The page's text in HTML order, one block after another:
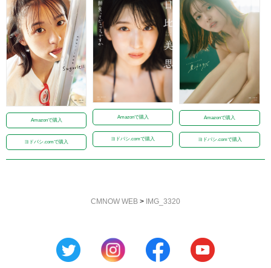
Amazonで購入
ヨドバシ.comで購入
Amazonで購入
ヨドバシ.comで購入
Amazonで購入
ヨドバシ.comで購入
CMNOW WEB > IMG_3320